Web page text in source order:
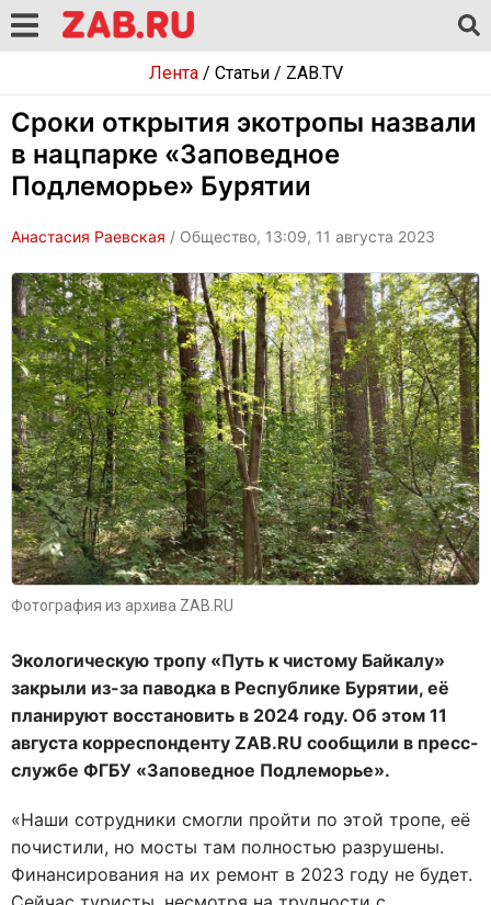
Лента/ Статьи/ ZAB.TV
Сроки открытия экотропы назвали
в нацпарке «Заповедное
Подлеморье» Бурятии
Анастасия Раевская / Общество, 13:09, 11 августа 2023
Фотография из архива ZAB.RU
Экологическую тропу «Путь к чистому Байкалу»
закрыли из-за паводка в Республике Бурятии, её
планируют восстановить в 2024 году. Об этом 11
августа корреспонденту ZAB.RU сообщили в пресс-
службе ФГБУ «Заповедное Подлеморье».
«Наши сотрудники смогли пройти по этой тропе, её
почистили, но мосты там полностью разрушены.
Финансирования на их ремонт в 2023 году не будет.